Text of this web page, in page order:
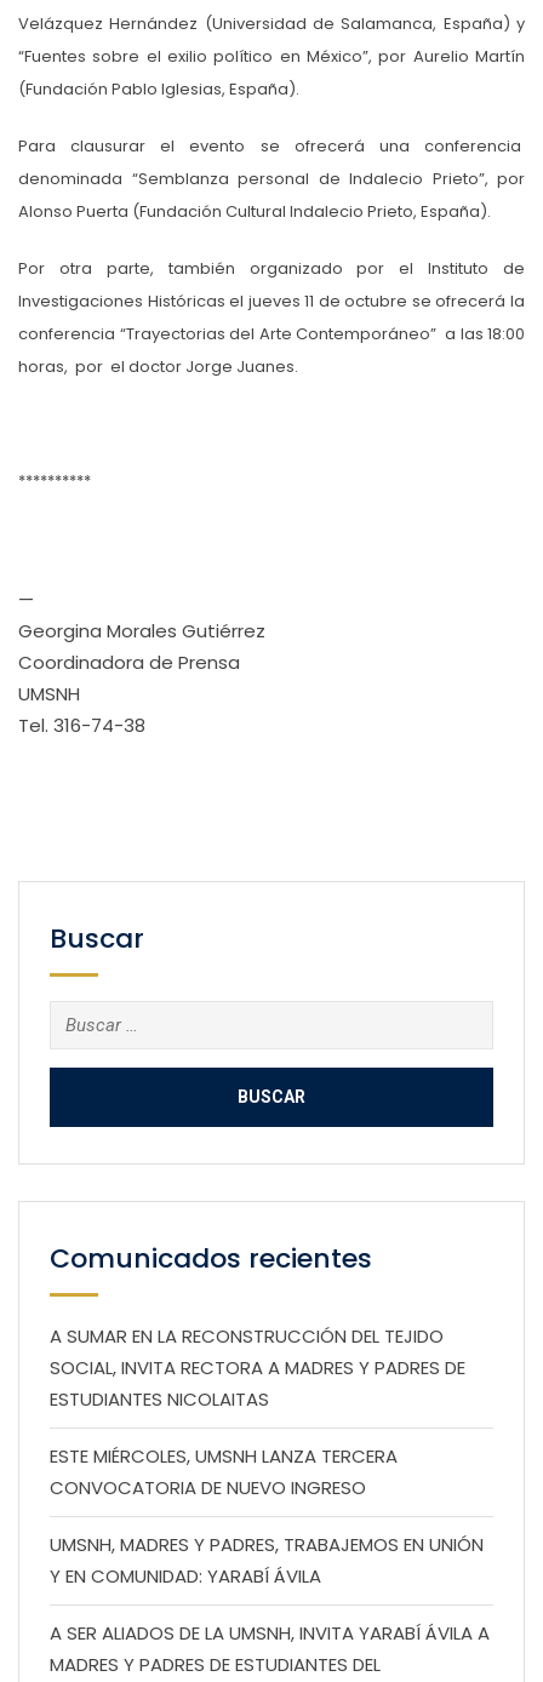
Velázquez Hernández (Universidad de Salamanca, España) y
“Fuentes sobre el exilio político en México”, por Aurelio Martín
(Fundación Pablo Iglesias, España).
Para clausurar el evento se ofrecerá una conferencia
denominada “Semblanza personal de Indalecio Prieto”, por
Alonso Puerta (Fundación Cultural Indalecio Prieto, España).
Por otra parte, también organizado por el Instituto de
Investigaciones Históricas el jueves 11 de octubre se ofrecerá la
conferencia “Trayectorias del Arte Contemporáneo” a las 18:00
horas, por el doctor Jorge Juanes.
**********
—
Georgina Morales Gutiérrez
Coordinadora de Prensa
UMSNH
Tel. 316-74-38
Buscar
Buscar:
Comunicados recientes
A SUMAR EN LA RECONSTRUCCIÓN DEL TEJIDO
SOCIAL, INVITA RECTORA A MADRES Y PADRES DE
ESTUDIANTES NICOLAITAS
ESTE MIÉRCOLES, UMSNH LANZA TERCERA
CONVOCATORIA DE NUEVO INGRESO
UMSNH, MADRES Y PADRES, TRABAJEMOS EN UNIÓN
Y EN COMUNIDAD: YARABÍ ÁVILA
A SER ALIADOS DE LA UMSNH, INVITA YARABÍ ÁVILA A
MADRES Y PADRES DE ESTUDIANTES DEL